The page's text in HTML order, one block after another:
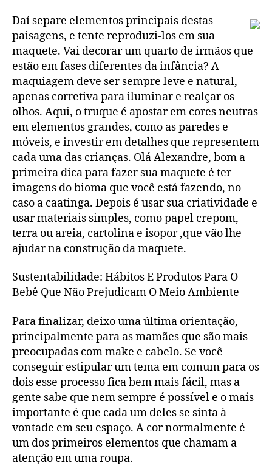
Daí separe elementos principais destas
paisagens, e tente reproduzi-los em sua
maquete. Vai decorar um quarto de irmãos que
estão em fases diferentes da infância? A
maquiagem deve ser sempre leve e natural,
apenas corretiva para iluminar e realçar os
olhos. Aqui, o truque é apostar em cores neutras
em elementos grandes, como as paredes e
móveis, e investir em detalhes que representem
cada uma das crianças. Olá Alexandre, bom a
primeira dica para fazer sua maquete é ter
imagens do bioma que você está fazendo, no
caso a caatinga. Depois é usar sua criatividade e
usar materiais simples, como papel crepom,
terra ou areia, cartolina e isopor ,que vão lhe
ajudar na construção da maquete.
Sustentabilidade: Hábitos E Produtos Para O
Bebê Que Não Prejudicam O Meio Ambiente
Para finalizar, deixo uma última orientação,
principalmente para as mamães que são mais
preocupadas com make e cabelo. Se você
conseguir estipular um tema em comum para os
dois esse processo fica bem mais fácil, mas a
gente sabe que nem sempre é possível e o mais
importante é que cada um deles se sinta à
vontade em seu espaço. A cor normalmente é
um dos primeiros elementos que chamam a
atenção em uma roupa.